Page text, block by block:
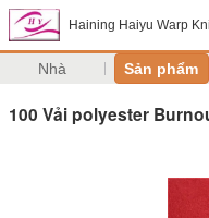
Haining Haiyu Warp
Nhà Sản phẩm
100 Vải polyester